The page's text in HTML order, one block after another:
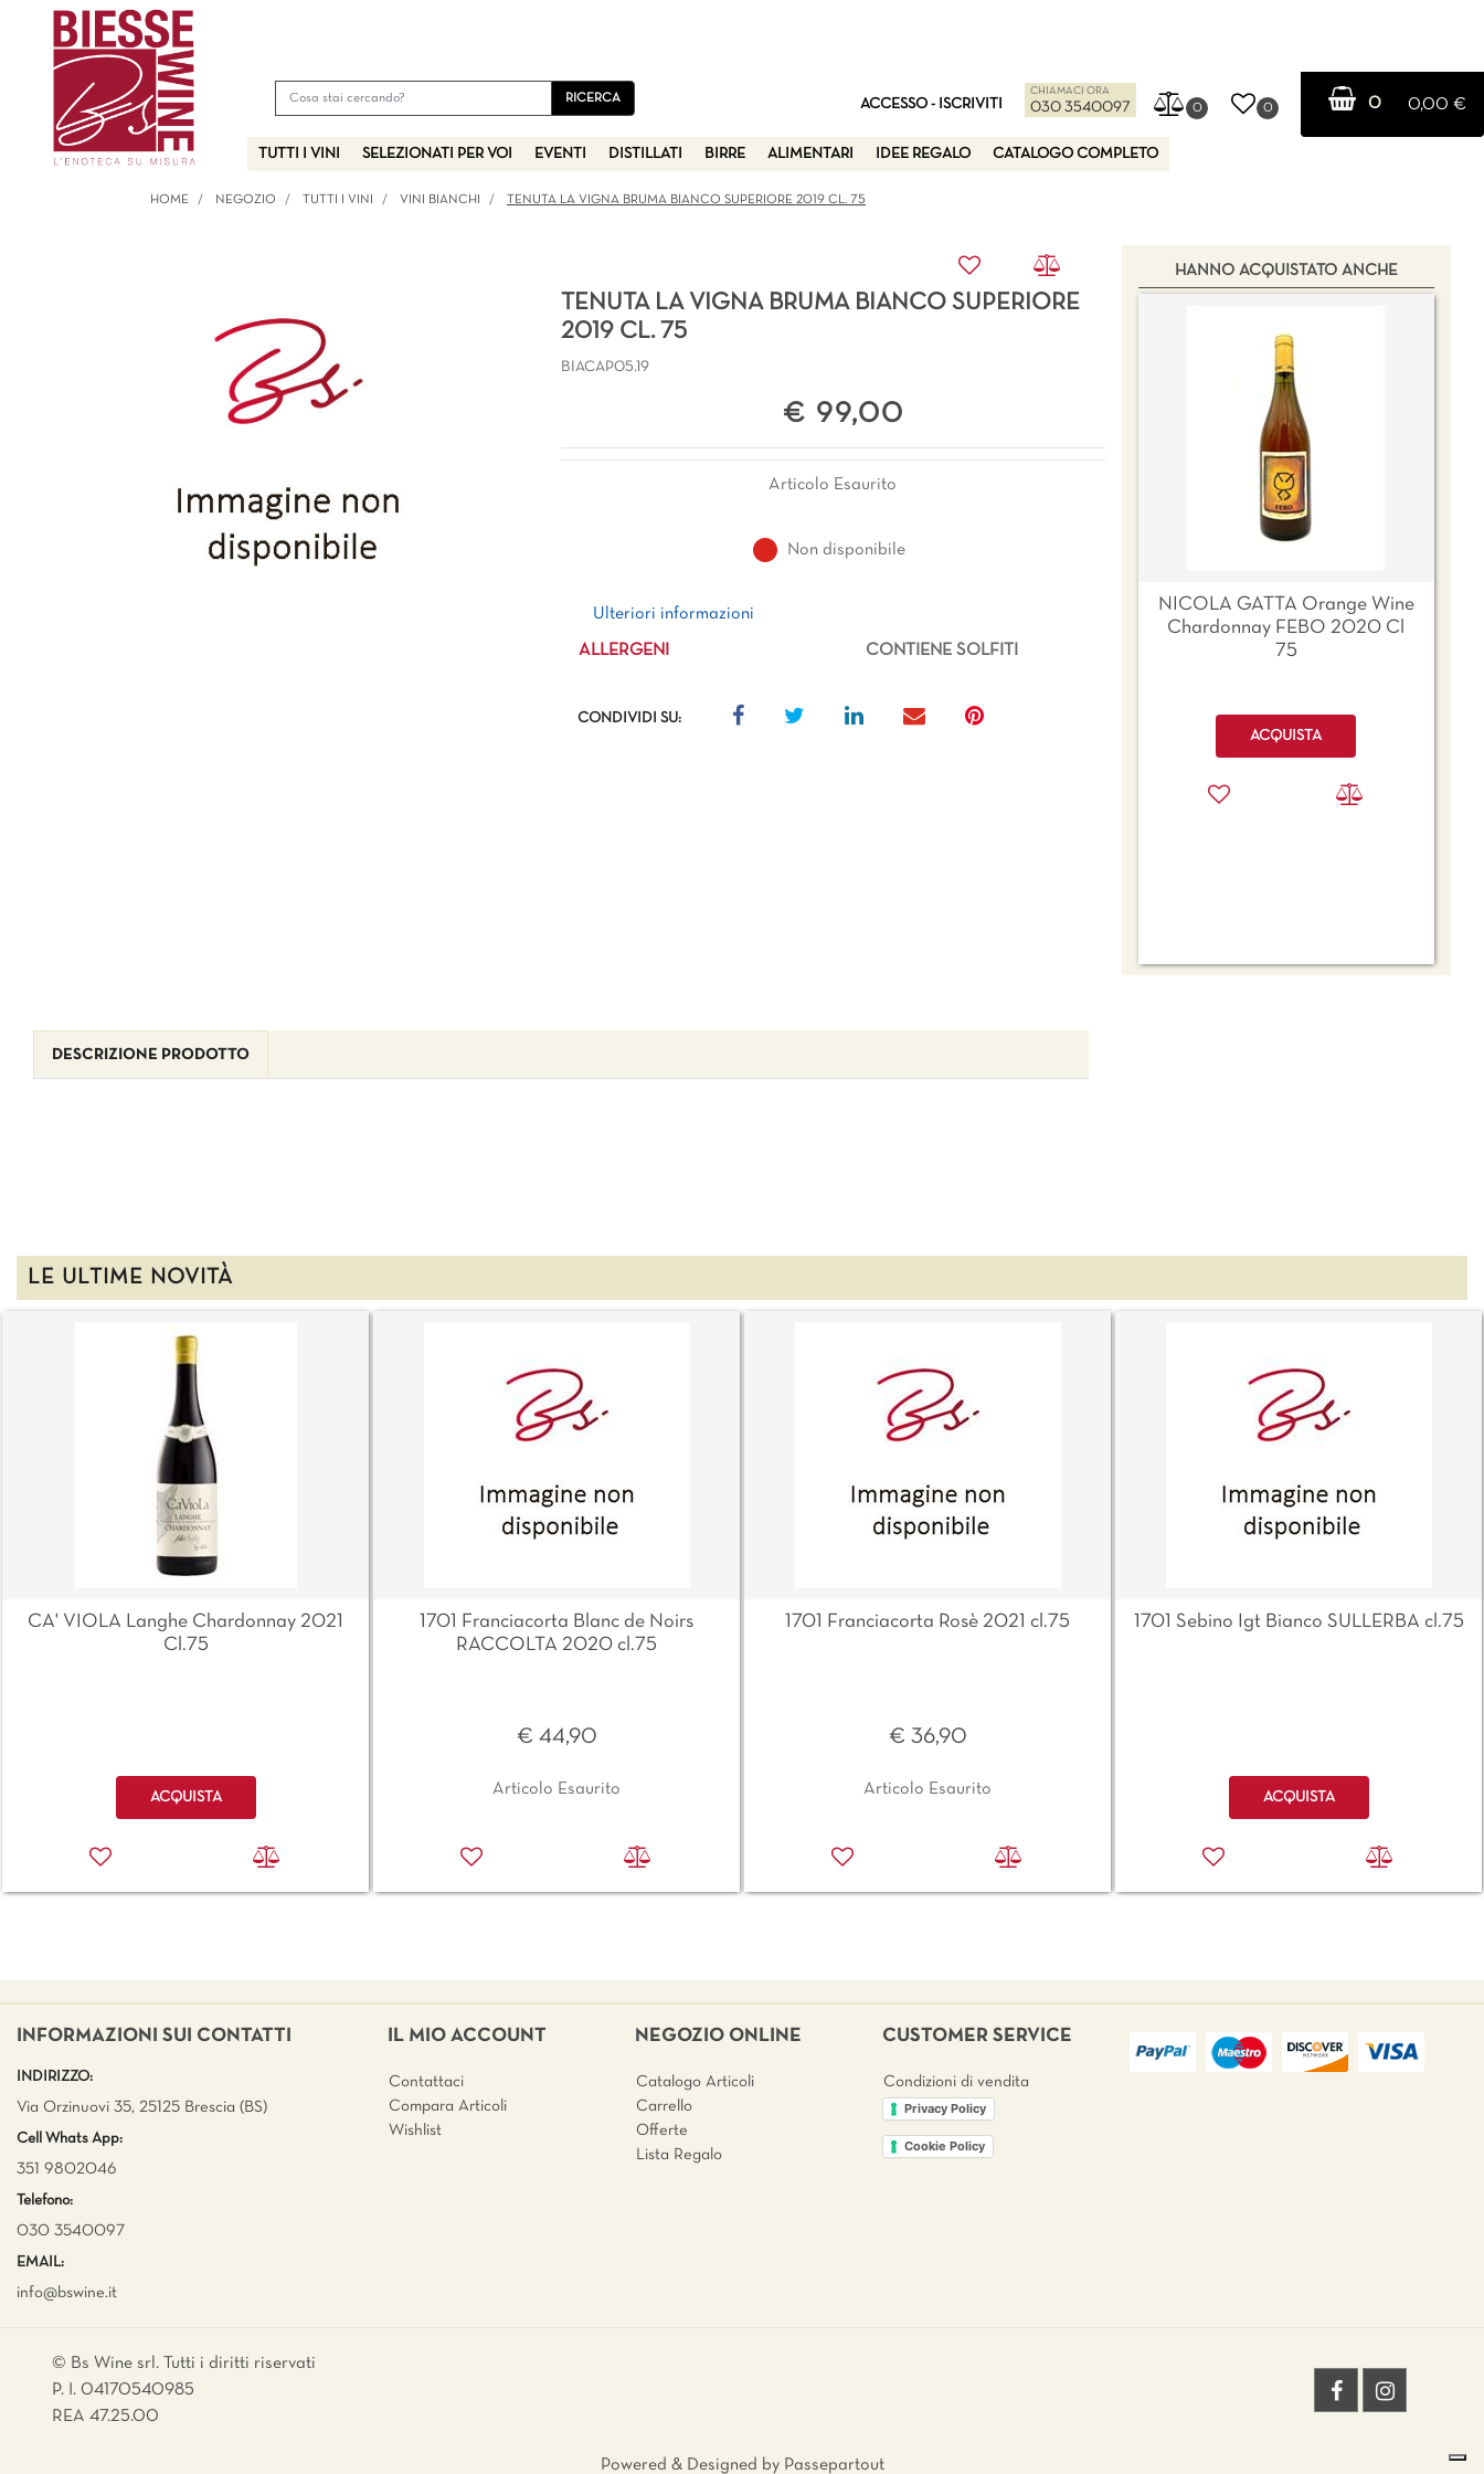
ACCESSO - ISCRIVITI
CHIAMACI ORA
030 3540097 0 0 0 0,00 €
TUTTI I VINI SELEZIONATI PER VOI EVENTI DISTILLATI BIRRE ALIMENTARI IDEE REGALO CATALOGO COMPLETO
HOME NEGOZIO TUTTI I VINI VINI BIANCHI TENUTA LA VIGNA BRUMA BIANCO SUPERIORE 2019 CL. 75
TENUTA LA VIGNA BRUMA BIANCO SUPERIORE
2019 CL. 75
BIACAP05.19
€ 99,00
Articolo Esaurito
Non disponibile
Ulteriori informazioni
Ulteriori informazioni
ALLERGENI CONTIENE SOLFITI
CONDIVIDI SU:
HANNO ACQUISTATO ANCHE
NICOLA GATTA Orange Wine
Chardonnay FEBO 2020 Cl
75
Quantità
ACQUISTA
DESCRIZIONE PRODOTTO
LE ULTIME NOVITÀ
CA' VIOLA Langhe Chardonnay 2021
Cl.75
Quantità
ACQUISTA
1701 Franciacorta Blanc de Noirs
RACCOLTA 2020 cl.75
€ 44,90
Articolo Esaurito
1701 Franciacorta Rosè 2021 cl.75
€ 36,90
Articolo Esaurito
1701 Sebino Igt Bianco SULLERBA cl.75
Quantità
ACQUISTA
INFORMAZIONI SUI CONTATTI
INDIRIZZO:
Via Orzinuovi 35, 25125 Brescia (BS)
Cell Whats App:
351 9802046
Telefono:
030 3540097
EMAIL:
info@bswine.it
IL MIO ACCOUNT
Contattaci
Compara Articoli
Wishlist
NEGOZIO ONLINE
Catalogo Articoli
Carrello
Offerte
Lista Regalo
CUSTOMER SERVICE
Condizioni di vendita
Privacy Policy
Cookie Policy
© Bs Wine srl. Tutti i diritti riservati
P. I. 04170540985
REA 47.25.00
Powered & Designed by Passepartout